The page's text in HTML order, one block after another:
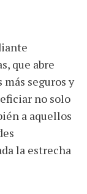
que abre
seguros y
no solo
a aquellos
la estrecha